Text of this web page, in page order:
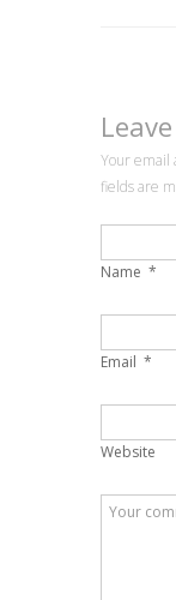
Your email
fields are
Name *
Email *
Website